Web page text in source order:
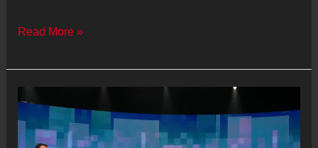
Elecciones
en
Read More »